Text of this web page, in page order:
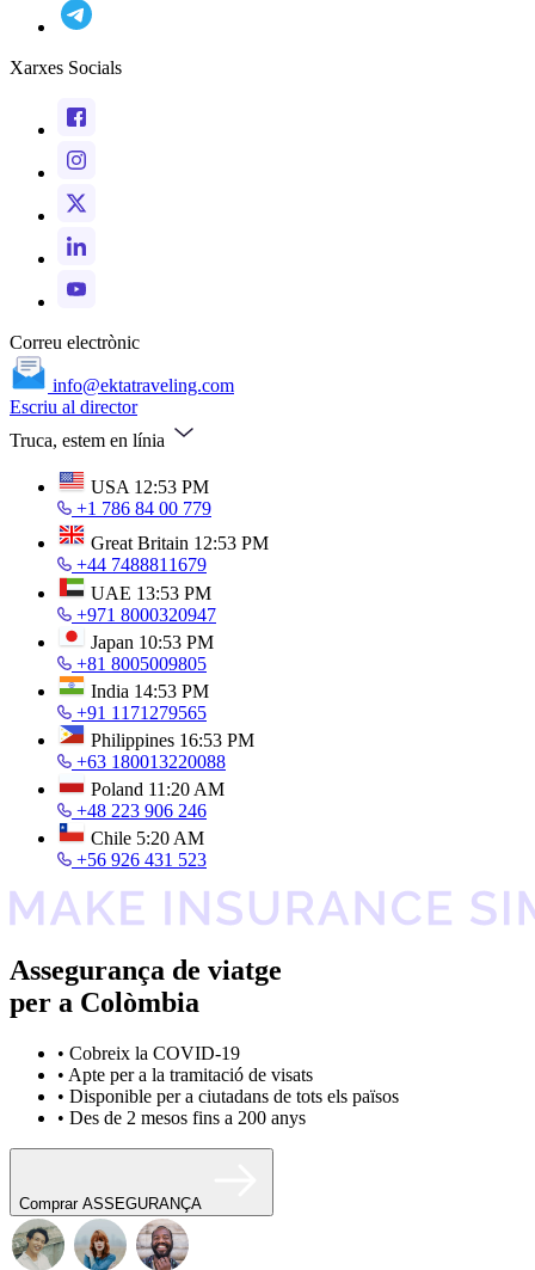
Xarxes Socials
Correu electrònic
info@ektatraveling.com
Escriu al director
Truca, estem en línia
USA 12:53 PM
+1 786 84 00 779
Great Britain 12:53 PM
+44 7488811679
UAE 13:53 PM
+971 8000320947
Japan 10:53 PM
+81 8005009805
India 14:53 PM
+91 1171279565
Philippines 16:53 PM
+63 180013220088
Poland 11:20 AM
+48 223 906 246
Chile 5:20 AM
+56 926 431 523
Assegurança de viatge
per a Colòmbia
• Cobreix la COVID-19
• Apte per a la tramitació de visats
• Disponible per a ciutadans de tots els països
• Des de 2 mesos fins a 200 anys
Comprar ASSEGURANÇA